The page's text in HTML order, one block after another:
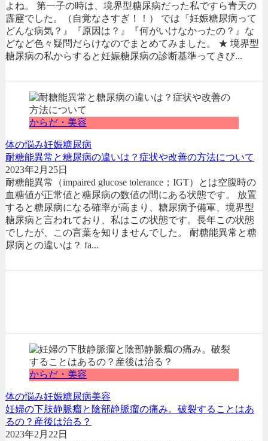
よね。 第一子の時は、境界型糖尿病だった私ですら青天の
霹靂でした。（自覚なさすぎ！！） では『妊娠糖尿病って
どんな病気？』『原因は？』『何がいけなかったの？』な
どなど色々疑問だらけなのでまとめてみました。 ★ 境界型
糖尿病の私からすると妊娠糖尿病の診断基準ってきび...
からだ・美容
体の悩み妊娠糖尿病
耐糖能異常と糖尿病の違いは？症状や改善の方法について
2023年2月25日
耐糖能異常（impaired glucose tolerance；IGT）とは空腹時の
血糖値が正常値と糖尿病の数値の間にある状態です。 放置
すると糖尿病になる確率が高まり、糖尿病予備軍、境界型
糖尿病と言われており、私はこの状態です。長年この状態
でしたが、この言葉を知りませんでした。 耐糖能異常と糖
尿病との違いは？ fa...
からだ・美容
体の悩み妊娠糖尿病美容
妊婦の下肢静脈瘤と陰部静脈瘤の痛み。破裂することはあ
るの？産後は治る？
2023年2月22日